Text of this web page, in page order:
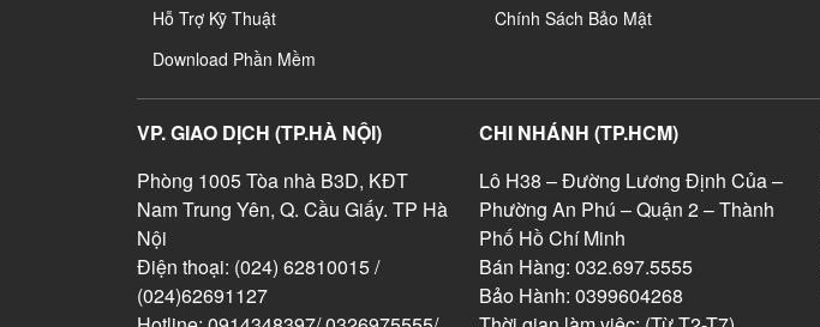
Hỗ Trợ Kỹ Thuật
Download Phần Mềm
Chính Sách Bảo Mật
VP. GIAO DỊCH (TP.HÀ NỘI)
Phòng 1005 Tòa nhà B3D, KĐT
Nam Trung Yên, Q. Cầu Giấy. TP Hà
Nội
Điện thoại: (024) 62810015 /
(024)62691127
CHI NHÁNH (TP.HCM)
Lô H38 – Đường Lương Định Của –
Phường An Phú – Quận 2 – Thành
Phố Hồ Chí Minh
Bán Hàng: 032.697.5555
Bảo Hành: 0399604268